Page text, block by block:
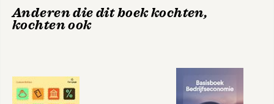
Conclusion: Objectivity and Irony in the Dot-Com Bubble
Index
Anderen die dit boek kochten,
kochten ook